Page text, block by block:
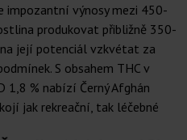
impozantní výnosy mezi 450-
produkovat přibližně 350-
její potenciál vzkvétat za
S obsahem THC v
% nabízí Černý Afghán
jak rekreační, tak léčebné